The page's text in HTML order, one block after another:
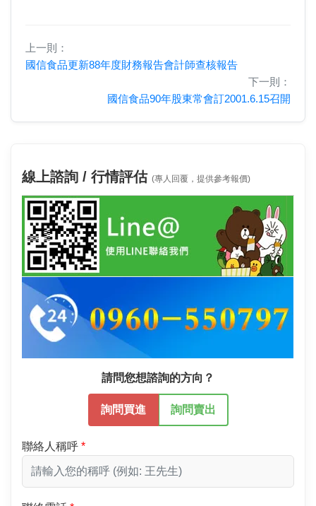
上一則：
國信食品更新88年度財務報告會計師查核報告
下一則：
國信食品90年股東常會訂2001.6.15召開
線上諮詢 / 行情評估 (專人回覆，提供參考報價)
請問您想諮詢的方向？
詢問買進 詢問賣出
聯絡人稱呼